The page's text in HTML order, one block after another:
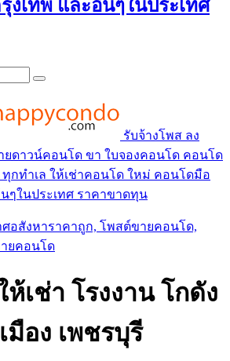
งเทพ และอื่นๆในประเทศ
รับจ้างโพส ลง
ยดาวน์คอนโด ขา ใบจองคอนโด คอนโด
กทำเล ให้เช่าคอนโด ใหม่ คอนโดมือ
ๆในประเทศ ราคาขาดทุน
ศอสังหาราคาถูก, โพสต์ขายคอนโด,
ยคอนโด
ห้เช่า โรงงาน โกดัง
อง เพชรบุรี